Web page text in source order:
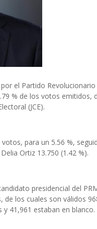
el Partido Revolucionario
% de los votos emitidos,
(JCE).
para un 5.56 %,
Ortiz 13.750 (1.42 %).
presidencial del
los cuales son válidos
41,961 estaban en blanco.